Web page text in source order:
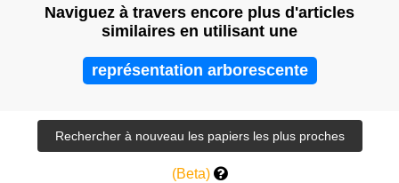
Naviguez à travers encore plus d'articles
similaires en utilisant une
représentation arborescente
(Beta)